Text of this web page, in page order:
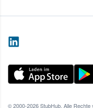
© 2000-2026 StubHub. Alle